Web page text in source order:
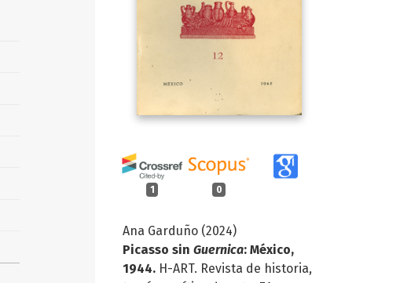
1 0
Ana Garduño (2024)
Picasso sin Guernica: México,
1944. H-ART. Revista de historia,